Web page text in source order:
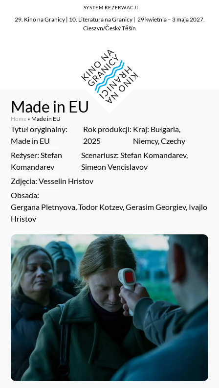
29. Kino na Granicy | 10. Literatura na Granicy | 29 kwietnia – 3 maja 2027,
Cieszyn/Český Těšín
SYSTEM REZERWACJI
Made in EU
Home » Made in EU
Tytuł oryginalny:
Made in EU
Rok produkcji:
2025
Kraj: Bułgaria,
Niemcy, Czechy
Reżyser: Stefan
Komandarev
Scenariusz: Stefan Komandarev,
Simeon Vencislavov
Zdjęcia: Vesselin Hristov
Obsada:
Gergana Pletnyova, Todor Kotzev, Gerasim Georgiev, Ivajlo
Hristov